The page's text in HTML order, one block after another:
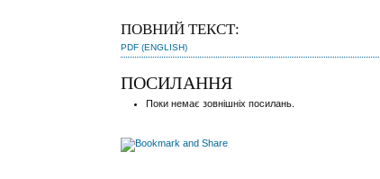
ПОВНИЙ ТЕКСТ:
PDF (ENGLISH)
ПОСИЛАННЯ
Поки немає зовнішніх посилань.